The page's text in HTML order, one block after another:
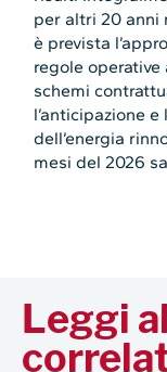
per altri 20 anni
è prevista
regole operative
schemi
l’anticipazione
dell’energia
mesi del 2026
Leggi